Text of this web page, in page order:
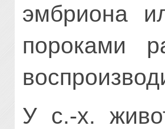
эмбриона
пороками
У с.-х.